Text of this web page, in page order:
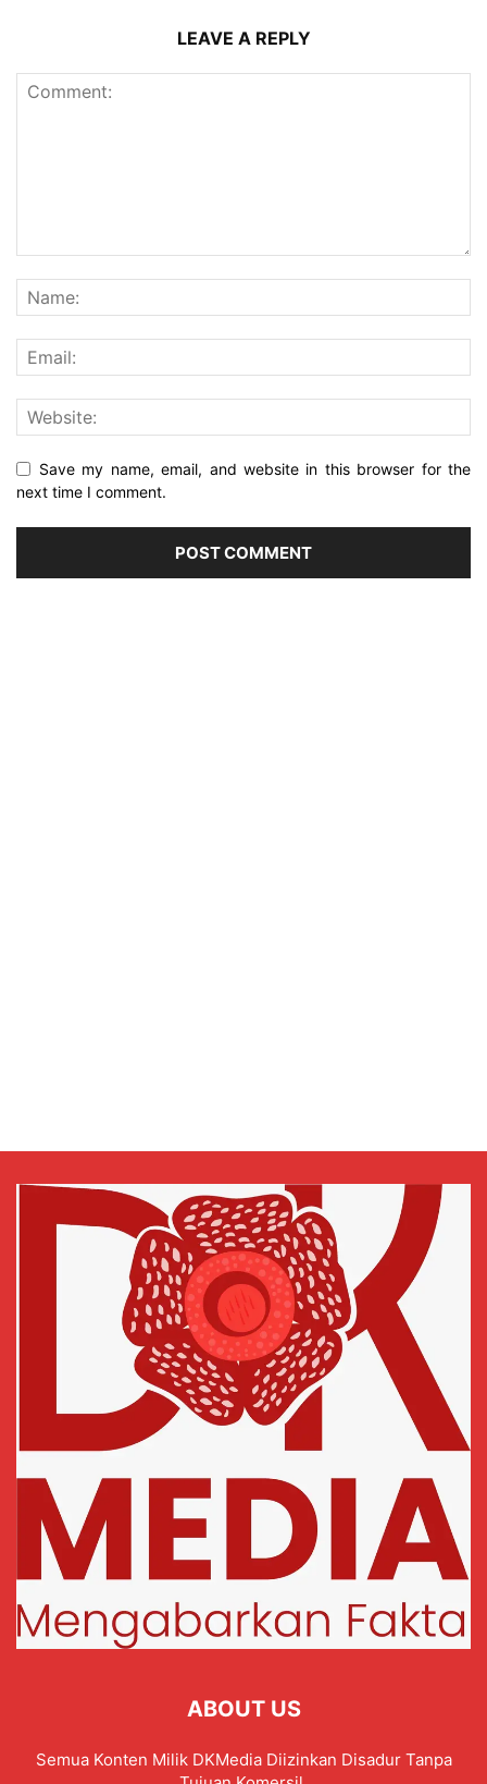
LEAVE A REPLY
Save my name, email, and website in this browser for the
next time I comment.
ABOUT US
Semua Konten Milik DKMedia Diizinkan Disadur Tanpa